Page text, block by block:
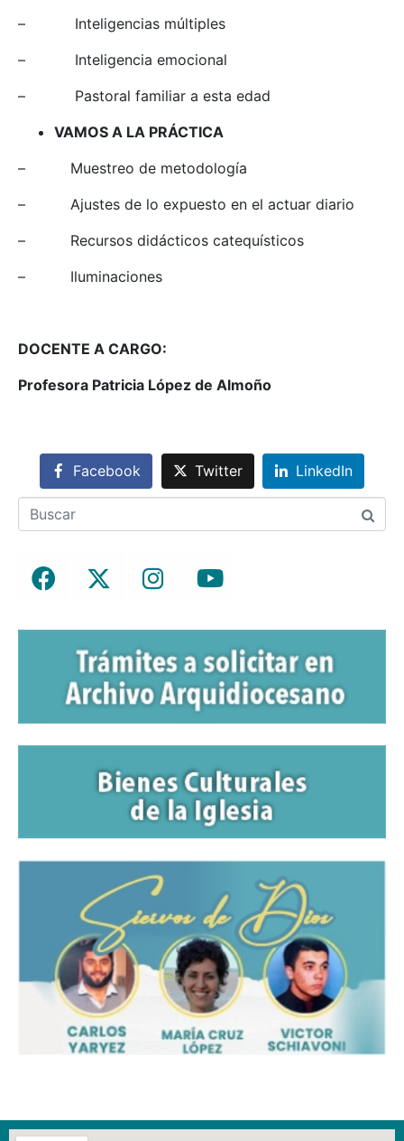
– Inteligencias múltiples
– Inteligencia emocional
– Pastoral familiar a esta edad
VAMOS A LA PRÁCTICA
– Muestreo de metodología
– Ajustes de lo expuesto en el actuar diario
– Recursos didácticos catequísticos
– Iluminaciones
DOCENTE A CARGO:
Profesora Patricia López de Almoño
Facebook Twitter LinkedIn